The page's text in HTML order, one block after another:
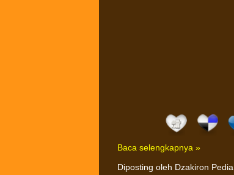
Baca selengkapnya »
Diposting oleh Dzakiron Pedia